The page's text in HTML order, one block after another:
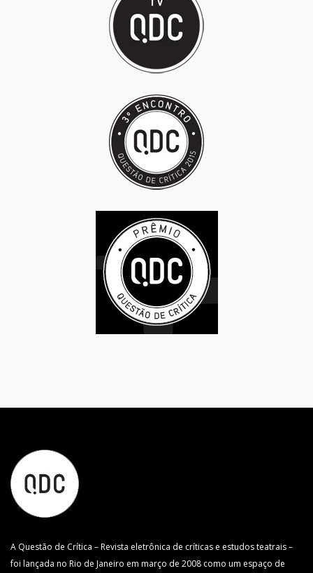
A Questão de Crítica – Revista eletrônica de críticas e estudos teatrais –
foi lançada no Rio de Janeiro em março de 2008 como um espaço de